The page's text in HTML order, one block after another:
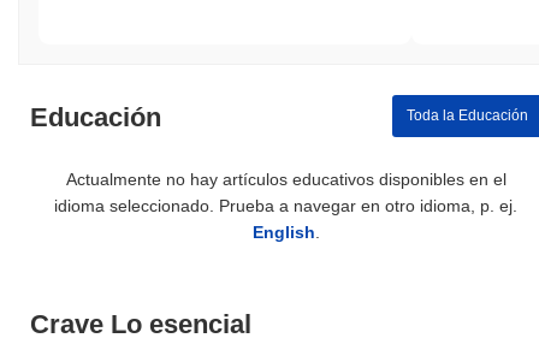
Educación Toda la Educación
Actualmente no hay artículos educativos disponibles en el
idioma seleccionado. Prueba a navegar en otro idioma, p. ej.
English
Crave Lo esencial